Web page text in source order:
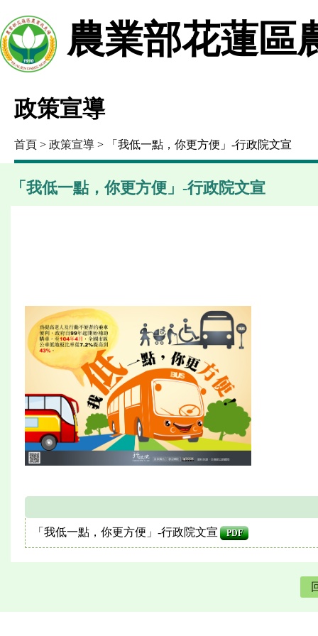
農業部花蓮區
政策宣導
首頁 > 政策宣導 > 「我低一點，你更方便」-行政院文宣
「我低一點，你更方便」-行政院文宣
「我低一點，你更方便」-行政院文宣 PDF